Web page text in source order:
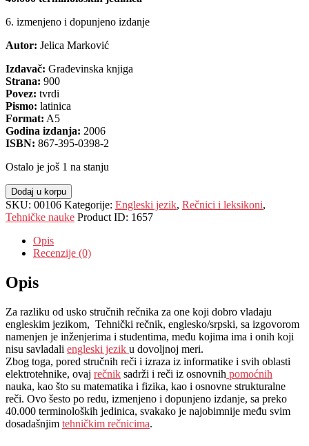
6. izmenjeno i dopunjeno izdanje
Autor: Jelica Marković
Izdavač: Građevinska knjiga
Strana: 900
Povez: tvrdi
Pismo: latinica
Format: A5
Godina izdanja: 2006
ISBN: 867-395-0398-2
Ostalo je još 1 na stanju
Dodaj u korpu
SKU: 00106 Kategorije: Engleski jezik, Rečnici i leksikoni,
Tehničke nauke Product ID: 1657
Opis
Recenzije (0)
Opis
Za razliku od usko stručnih rečnika za one koji dobro vladaju
engleskim jezikom, Tehnički rečnik, englesko/srpski, sa izgovorom
namenjen je inženjerima i studentima, među kojima ima i onih koji
nisu savladali engleski jezik u dovoljnoj meri.
Zbog toga, pored stručnih reči i izraza iz informatike i svih oblasti
elektrotehnike, ovaj rečnik sadrži i reči iz osnovnih pomoćnih
nauka, kao što su matematika i fizika, kao i osnovne strukturalne
reči. Ovo šesto po redu, izmenjeno i dopunjeno izdanje, sa preko
40.000 terminoloških jedinica, svakako je najobimnije među svim
dosadašnjim tehničkim rečnicima.